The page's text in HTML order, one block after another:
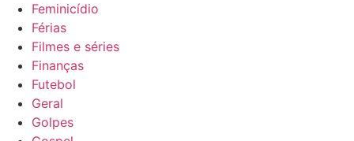
Feminicídio
Férias
Filmes e séries
Finanças
Futebol
Geral
Golpes